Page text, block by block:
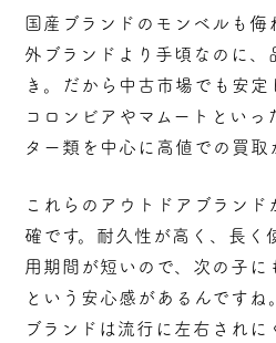
国産ブランドのモンベルも侮
外ブランドより手頃なのに、
き。だから中古市場でも安定
コロンビアやマムートといっ
ター類を中心に高値での買取
これらのアウトドアブランド
確です。 耐久性が高く、長く
用期間が短いので、次の子に
という安心感があるんですね
ブランドは流行に左右されに